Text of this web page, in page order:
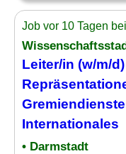
Job vor 10 Tagen
Leiter/in (w/m/
Internationales
• Darmstadt